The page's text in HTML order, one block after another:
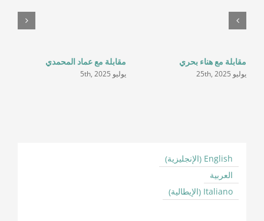
مقابلة مع هناء بحري
يوليو 25th, 2025
مقابلة مع عماد المحمدي
يوليو 5th, 2025
English
(الإنجليزية)
العربية
Italiano
(الإيطالية)